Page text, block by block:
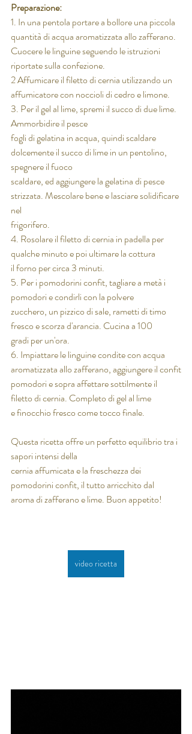
Preparazione:
1. In una pentola portare a bollore una piccola
quantità di acqua aromatizzata allo zafferano.
Cuocere le linguine seguendo le istruzioni
riportate sulla confezione.
2 Affumicare il filetto di cernia utilizzando un
affumicatore con noccioli di cedro e limone.
3. Per il gel al lime, spremi il succo di due lime.
Ammorbidire il pesce
fogli di gelatina in acqua, quindi scaldare
dolcemente il succo di lime in un pentolino,
spegnere il fuoco
scaldare, ed aggiungere la gelatina di pesce
strizzata. Mescolare bene e lasciare solidificare
nel
frigorifero.
4. Rosolare il filetto di cernia in padella per
qualche minuto e poi ultimare la cottura
il forno per circa 3 minuti.
5. Per i pomodorini confit, tagliare a metà i
pomodori e condirli con la polvere
zucchero, un pizzico di sale, rametti di timo
fresco e scorza d'arancia. Cucina a 100
gradi per un'ora.
6. Impiattare le linguine condite con acqua
aromatizzata allo zafferano, aggiungere il confit
pomodori e sopra affettare sottilmente il
filetto di cernia. Completo di gel al lime
e finocchio fresco come tocco finale.
Questa ricetta offre un perfetto equilibrio tra i
sapori intensi della
cernia affumicata e la freschezza dei
pomodorini confit, il tutto arricchito dal
aroma di zafferano e lime. Buon appetito!
video ricetta